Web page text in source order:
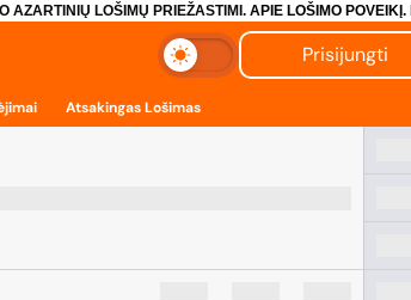
AZARTINIŲ LOŠIMŲ PRIEŽASTIMI. APIE LOŠIMO POVEIKĮ.
Prisijungti
Atsakingas Lošimas